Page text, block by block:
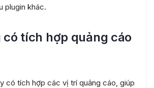
plugin khác.
có tích hợp quảng cáo
có tích hợp các vị trí quảng cáo, giúp